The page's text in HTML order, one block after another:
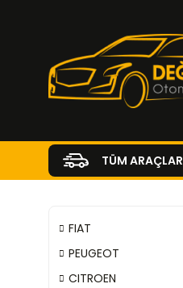
TÜM ARAÇLAR
FIAT
PEUGEOT
CITROEN